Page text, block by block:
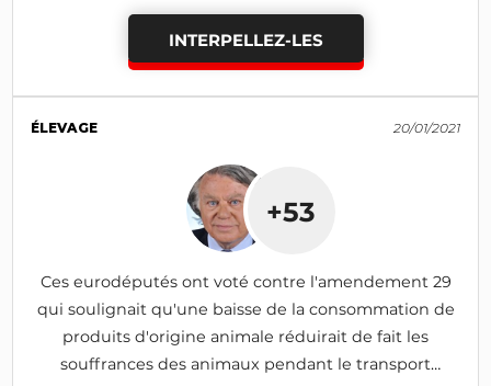
INTERPELLEZ-LES
ÉLEVAGE 20/01/2021
+53
Ces eurodéputés ont voté contre l'amendement 29
qui soulignait qu'une baisse de la consommation de
produits d'origine animale réduirait de fait les
souffrances des animaux pendant le transport